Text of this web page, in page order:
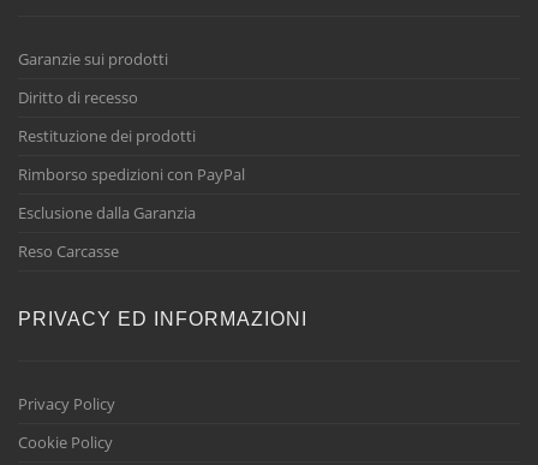
Garanzie sui prodotti
Diritto di recesso
Restituzione dei prodotti
Rimborso spedizioni con PayPal
Esclusione dalla Garanzia
Reso Carcasse
PRIVACY ED INFORMAZIONI
Privacy Policy
Cookie Policy